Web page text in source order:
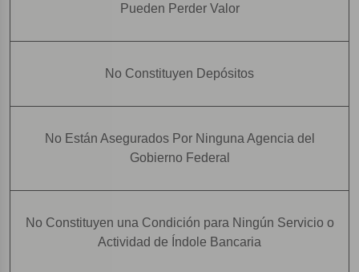
Pueden Perder Valor
No Constituyen Depósitos
No Están Asegurados Por Ninguna Agencia del
Gobierno Federal
No Constituyen una Condición para Ningún Servicio o
Actividad de Índole Bancaria